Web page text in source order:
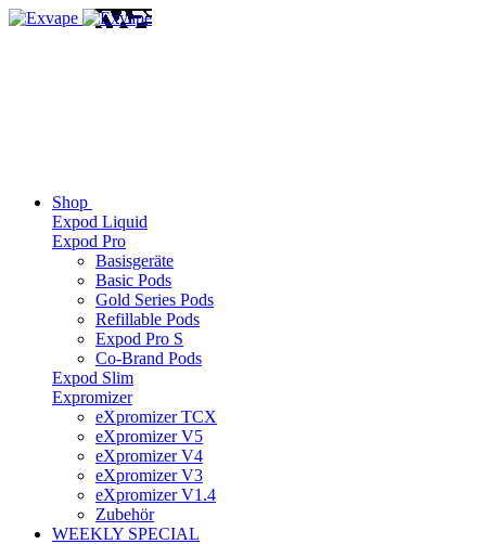
Shop
Expod Liquid
Expod Pro
Basisgeräte
Basic Pods
Gold Series Pods
Refillable Pods
Expod Pro S
Co-Brand Pods
Expod Slim
Expromizer
eXpromizer TCX
eXpromizer V5
eXpromizer V4
eXpromizer V3
eXpromizer V1.4
Zubehör
WEEKLY SPECIAL